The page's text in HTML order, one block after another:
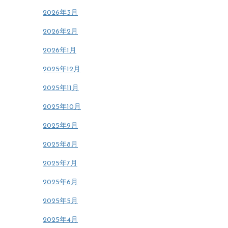
2026年3月
2026年2月
2026年1月
2025年12月
2025年11月
2025年10月
2025年9月
2025年8月
2025年7月
2025年6月
2025年5月
2025年4月